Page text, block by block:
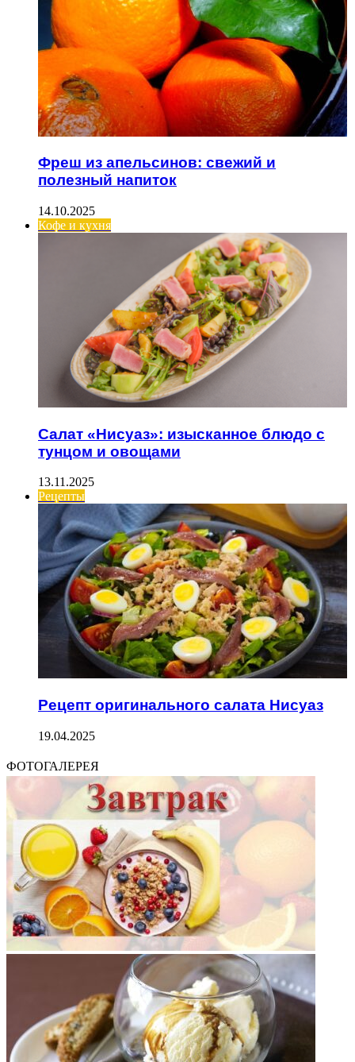
Фреш из апельсинов: свежий и
полезный напиток
14.10.2025
Кофе и кухня
Салат «Нисуаз»: изысканное блюдо с
тунцом и овощами
13.11.2025
Рецепты
Рецепт оригинального салата Нисуаз
19.04.2025
ФОТОГАЛЕРЕЯ